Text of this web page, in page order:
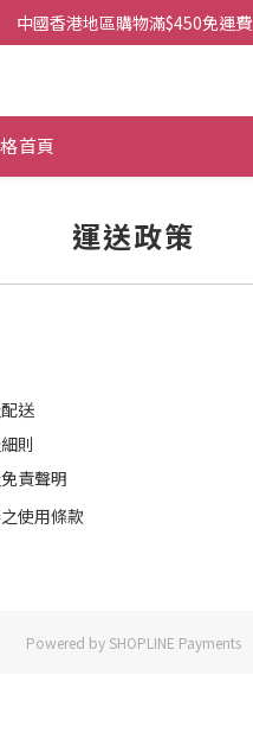
中國香港地區購物滿$450免運費
首頁
運送政策
送
則
責聲明
使用條款
Powered by SHOPLINE Payments